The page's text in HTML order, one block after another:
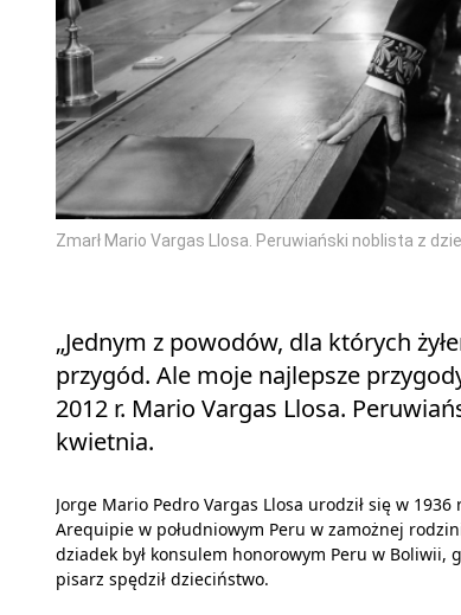
Zmarł Mario Vargas Llosa. Peruwiański noblista z
„Jednym z powodów, dla których
przygód. Ale moje najlepsze
2012 r. Mario Vargas Llosa.
kwietnia.
Jorge Mario Pedro Vargas Llosa urodził się w 1936
Arequipie w południowym Peru w zamożnej
dziadek był konsulem honorowym Peru w Boliwii,
pisarz spędził dzieciństwo.